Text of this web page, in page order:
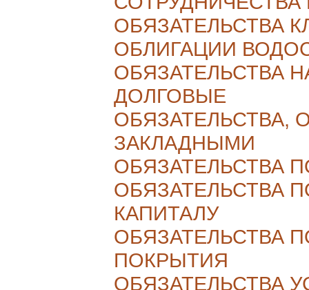
ОБЯЗАТЕЛЬСТВА
ОБЛИГАЦИИ
ОБЯЗАТЕЛЬСТВА
ДОЛГОВЫЕ
ОБЯЗАТЕЛЬСТВА,
ЗАКЛАДНЫМИ
ОБЯЗАТЕЛЬСТВА
ОБЯЗАТЕЛЬСТВА
КАПИТАЛУ
ОБЯЗАТЕЛЬСТВА
ПОКРЫТИЯ
ОБЯЗАТЕЛЬСТВА